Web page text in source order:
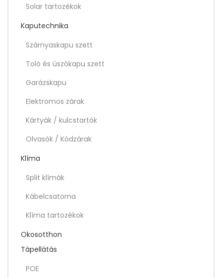
Solar tartozékok
Kaputechnika
Szárnyaskapu szett
Toló és úszókapu szett
Garázskapu
Elektromos zárak
Kártyák / kulcstartók
Olvasók / Kódzárak
Klíma
Split klímák
Kábelcsatorna
Klíma tartozékok
Okosotthon
Tápellátás
POE